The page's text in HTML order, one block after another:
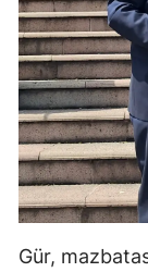
Gür,